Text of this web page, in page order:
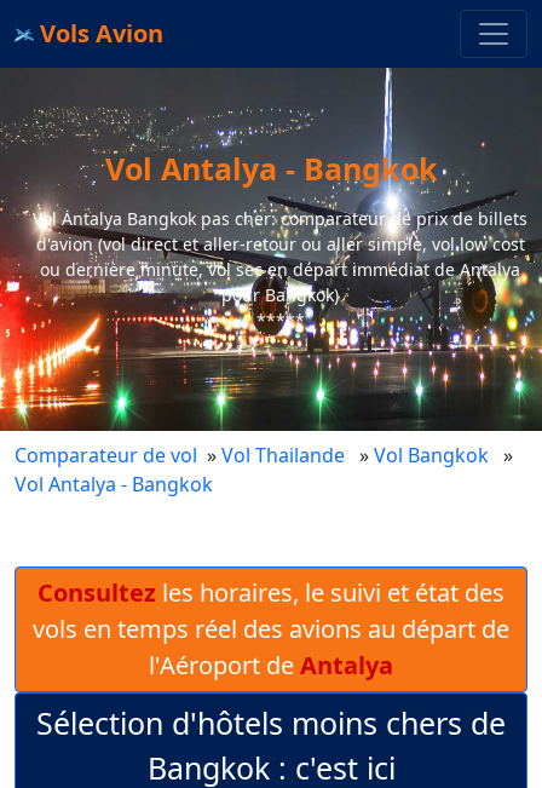
Vols Avion
Vol Antalya - Bangkok
Vol Antalya Bangkok pas cher: comparateur de prix de billets
d'avion (vol direct et aller-retour ou aller simple, vol low cost
ou dernière minute, vol sec en départ immédiat de Antalya
pour Bangkok)
*****
Comparateur de vol »Vol Thailande »Vol Bangkok »
Vol Antalya - Bangkok
Consultez les horaires, le suivi et état des
vols en temps réel des avions au départ de
l'Aéroport deAntalya
Sélection d'hôtels moins chers de
Bangkok : c'est ici